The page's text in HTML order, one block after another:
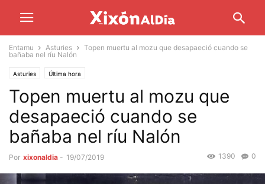
Entamu Asturies
Topen muertu al mozu que desapaeció cuando se
bañaba nel ríu Nalón
Asturies Última hora
Topen muertu al mozu que
desapaeció cuando se
bañaba nel ríu Nalón
Por xixonaldia - 19/07/2019 0
1390